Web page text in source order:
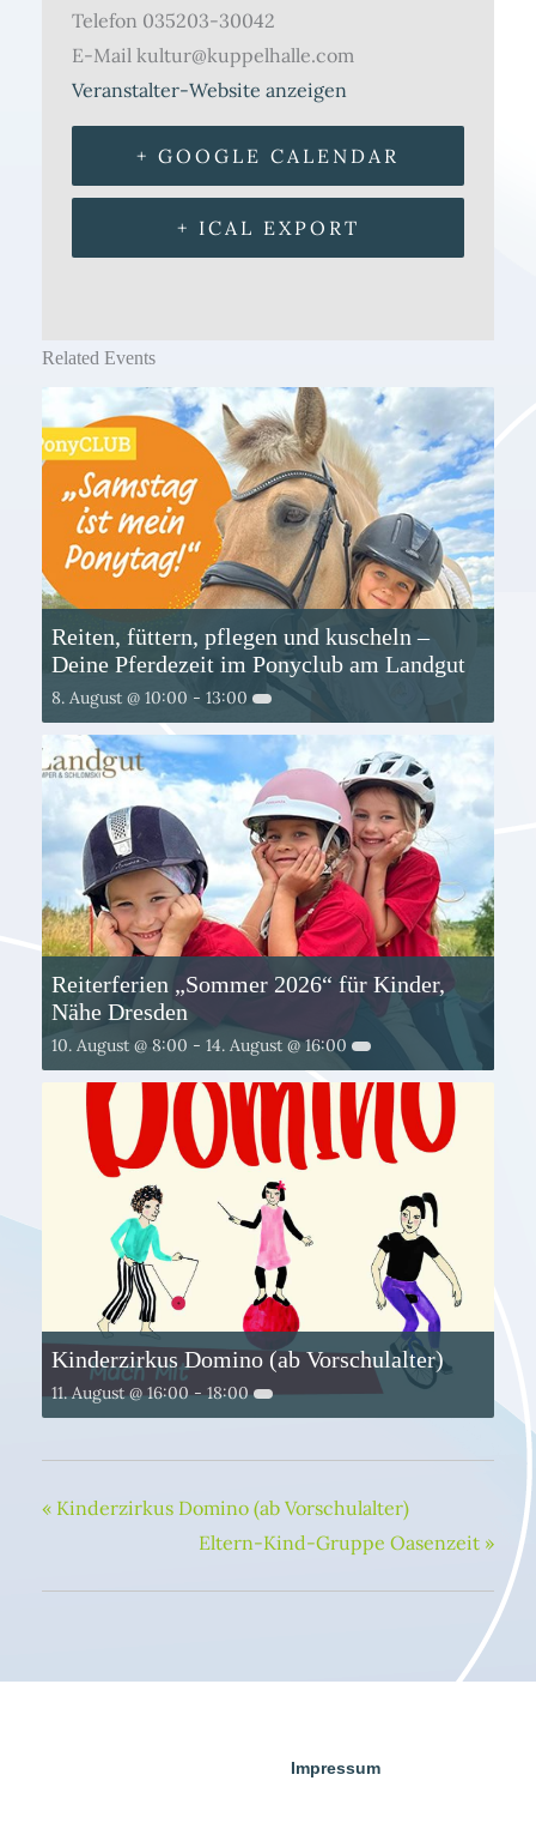
Telefon 035203-30042
E-Mail kultur@kuppelhalle.com
Veranstalter-Website anzeigen
+ GOOGLE CALENDAR
+ ICAL EXPORT
Related Events
Reiten, füttern, pflegen und kuscheln –
Deine Pferdezeit im Ponyclub am Landgut
8. August @ 10:00 - 13:00
Reiterferien „Sommer 2026“ für Kinder,
Nähe Dresden
10. August @ 8:00 - 14. August @ 16:00
Kinderzirkus Domino (ab Vorschulalter)
11. August @ 16:00-18:00
« Kinderzirkus Domino (ab Vorschulalter)
Eltern-Kind-Gruppe Oasenzeit »
Impressum